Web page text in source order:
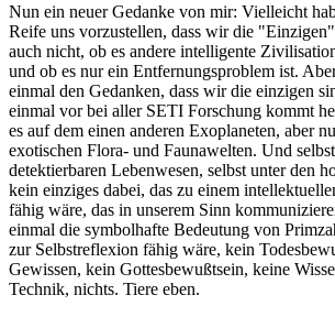
Nun ein neuer Gedanke von mir: Vielleicht
Reife uns vorzustellen, dass wir die
auch nicht, ob es andere intelligente
und ob es nur ein Entfernungsproblem ist.
einmal den Gedanken, dass wir die einzigen
einmal vor bei aller SETI Forschung kommt
es auf dem einen anderen Exoplaneten, aber
exotischen Flora- und Faunawelten. Und
detektierbaren Lebenwesen, selbst unter den
kein einziges dabei, das zu einem
fähig wäre, das in unserem Sinn
einmal die symbolhafte Bedeutung von
zur Selbstreflexion fähig wäre, kein
Gewissen, kein Gottesbewußtsein, keine
Technik, nichts. Tiere eben.